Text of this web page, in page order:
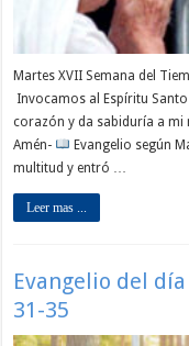
Martes XVII Semana del
Invocamos al Espíritu
corazón y da sabiduría a mi
Amén-
Evangelio según
multitud y entró …
Leer mas ...
Evangelio del
31-35